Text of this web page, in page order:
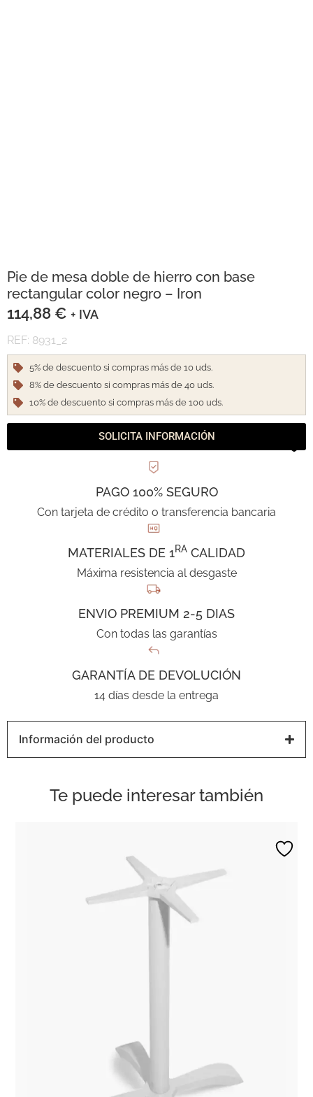
Pie de mesa doble de hierro con base
rectangular color negro – Iron
114,88 € + IVA
REF: 8931_2
5% de descuento si compras más de 10 uds.
8% de descuento si compras más de 40 uds.
10% de descuento si compras más de 100 uds.
SOLICITA INFORMACIÓN
PAGO 100% SEGURO
Con tarjeta de crédito o transferencia bancaria
MATERIALES DE 1RA CALIDAD
Máxima resistencia al desgaste
ENVIO PREMIUM 2-5 DIAS
Con todas las garantías
GARANTÍA DE DEVOLUCIÓN
14 días desde la entrega
Información del producto
Te puede interesar también